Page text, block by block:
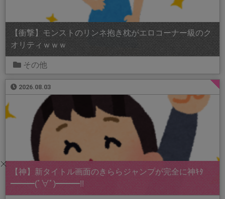
【衝撃】モンストのリンネ抱き枕がエロコーナー級のク
オリティｗｗｗ
その他
2026.08.03
【神】新タイトル画面のきららジャンプが完全に神ｷﾀ
━━━(ﾟ∀ﾟ)━━━!!